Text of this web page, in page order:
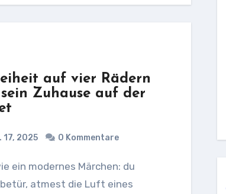
auf vier Rädern
Zuhause auf der
17, 2025 0 Kommentare
atmest die Luft eines